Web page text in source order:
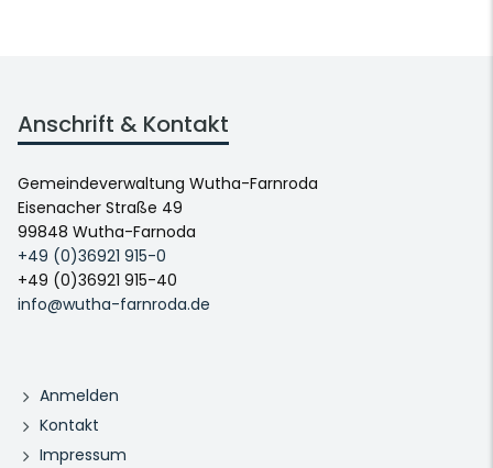
Anschrift & Kontakt
Gemeindeverwaltung Wutha-Farnroda
Eisenacher Straße 49
99848 Wutha-Farnoda
+49 (0)36921 915-0
+49 (0)36921 915-40
info@wutha-farnroda.de
Anmelden
Kontakt
Impressum